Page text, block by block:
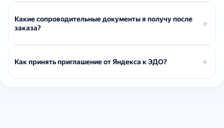
Какие сопроводительные документы я получу после
заказа?
Как принять приглашение от Яндекса к ЭДО?